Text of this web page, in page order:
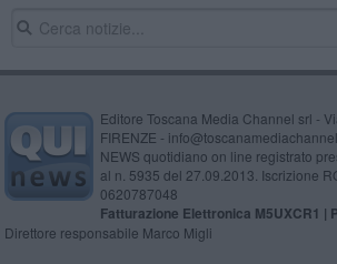
Editore Toscana Media Channel srl -
FIRENZE -
NEWS quotidiano on line registrato
al n. 5935 del 27.09.2013. Iscrizione
0620787048
Fatturazione Elettronica M5UXCR1 |
Direttore responsabile Marco Migli